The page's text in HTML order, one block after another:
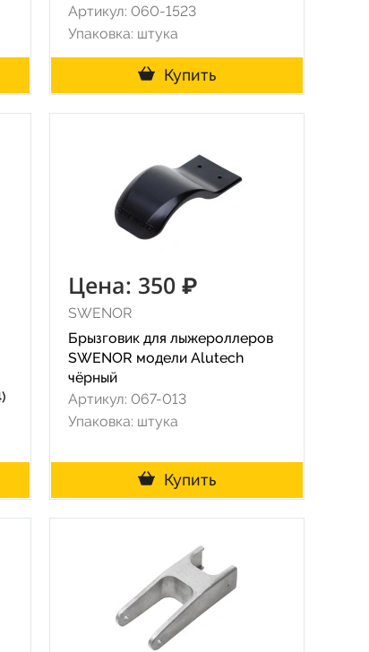
Артикул: 060-1523
Упаковка: штука
Купить
Цена: 350 ₽
SWENOR
Брызговик для лыжероллеров
SWENOR модели Alutech
чёрный
Артикул: 067-013
Упаковка: штука
Купить